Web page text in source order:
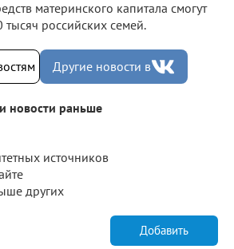
материнского капитала смогут
тысяч российских семей.
Другие новости в
новости раньше
источников
других
Добавить